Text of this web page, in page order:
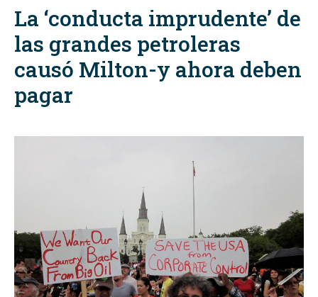
La ‘conducta imprudente’ de
las grandes petroleras
causó Milton-y ahora deben
pagar